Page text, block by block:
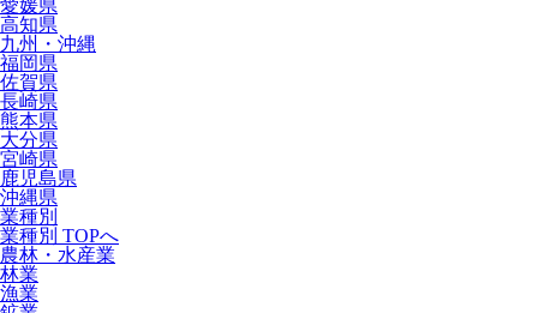
愛媛県
高知県
九州・沖縄
福岡県
佐賀県
長崎県
熊本県
大分県
宮崎県
鹿児島県
沖縄県
業種別
業種別 TOPへ
農林・水産業
林業
漁業